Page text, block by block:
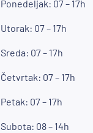
Ponedeljak: 07 – 17h
Utorak: 07 – 17h
Sreda: 07 – 17h
Četvrtak: 07 – 17h
Petak: 07 – 17h
Subota: 08 – 14h